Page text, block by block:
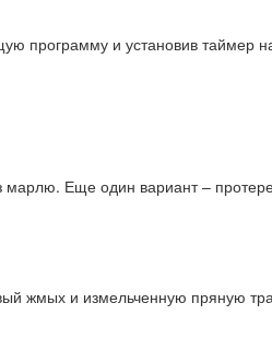
программу и установив таймер
марлю. Еще один вариант –
жмых и измельченную пряную